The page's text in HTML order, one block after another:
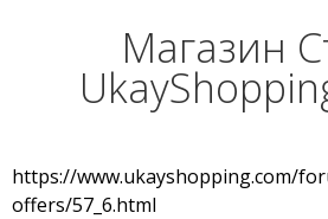
Магазин
https://www.ukayshopping.com/
offers/57_6.html